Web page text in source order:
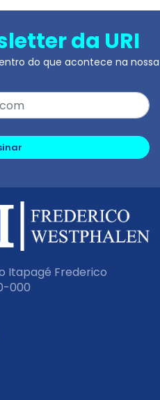
da URI
do que acontece na nossa
Itapagé Frederico
000